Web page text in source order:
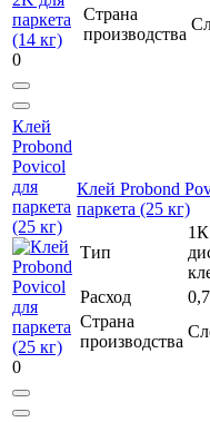
0
Страна
производства
Клей
Probond
Povicol
для
паркета
(25 кг)
0
Клей Probond
паркета (25 кг)
Тип
1К
Расход
Страна
производства